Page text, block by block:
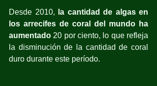
Desde 2010,
la cantidad de algas en
los arrecifes de coral del mundo ha
aumentado 20 por ciento, lo que refleja
la disminución de la cantidad de coral
duro durante este período.